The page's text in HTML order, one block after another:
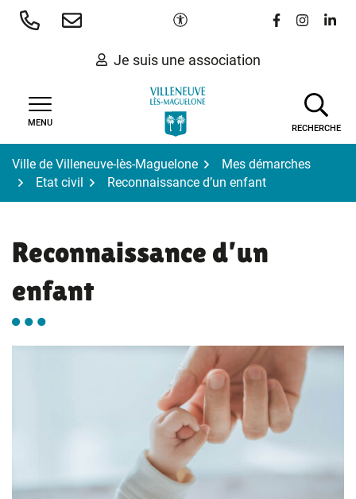
Aller
Paramètres d'accessibilité
Lien vers le
Lien vers
Lien
Je suis une association
MENU
RECHERCHE
Ville de Villeneuve-lès-Maguelone
Mes démarches
Etat civil
Reconnaissance d’un enfant
Reconnaissance d’un
enfant